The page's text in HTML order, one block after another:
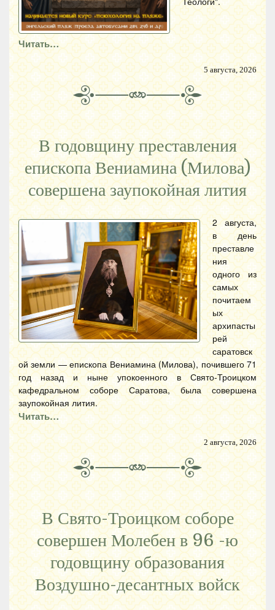
Читать…
5 августа, 2026
В годовщину преставления
епископа Вениамина (Милова)
совершена заупокойная лития
2 августа,
в день
преставле
ния
одного из
самых
почитаем
ых
архипасты
рей
саратовск
ой земли — епископа Вениамина (Милова), почившего 71
год назад и ныне упокоенного в Свято-Троицком
кафедральном соборе Саратова, была совершена
заупокойная лития.
Читать…
2 августа, 2026
В Свято-Троицком соборе
совершен Молебен в 96 -ю
годовщину образования
Воздушно-десантных войск